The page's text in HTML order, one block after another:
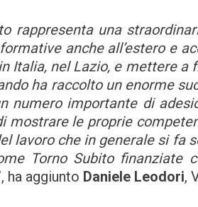
rappresenta una
anche all’estero e
Italia, nel Lazio, e mettere
ha raccolto un enorme
numero importante di
mostrare le proprie
lavoro che in generale si fa
Torno Subito finanziate
ha aggiunto Daniele Leodori,